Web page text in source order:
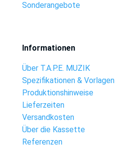
Sonderangebote
Informationen
Über T.A.P.E. MUZIK
Spezifikationen & Vorlagen
Produktionshinweise
Lieferzeiten
Versandkosten
Über die Kassette
Referenzen